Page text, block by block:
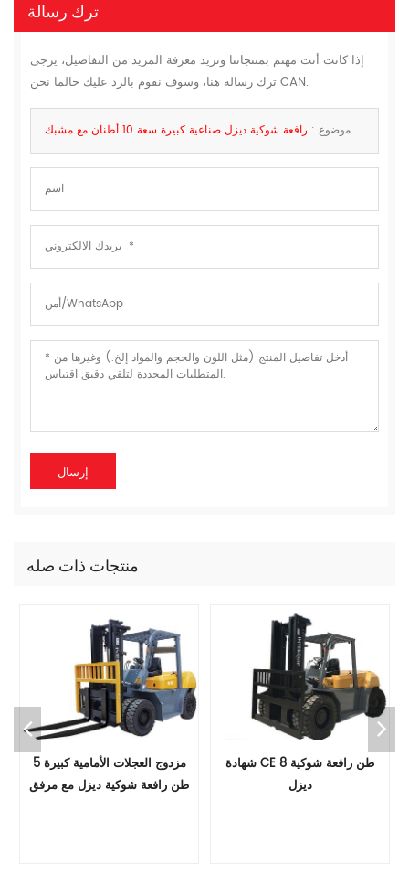
ترك رسالة
إذا كانت أنت مهتم بمنتجاتنا وتريد معرفة المزيد من التفاصيل، يرجى
ترك رسالة هنا، وسوف نقوم بالرد عليك حالما نحن CAN.
موضوع : رافعة شوكية ديزل صناعية كبيرة سعة 10 أطنان مع مشبك
منتجات ذات صله
شهادة CE 8 طن رافعة شوكية
ديزل
البناء 7 طن شاحنة رافعة ديزل